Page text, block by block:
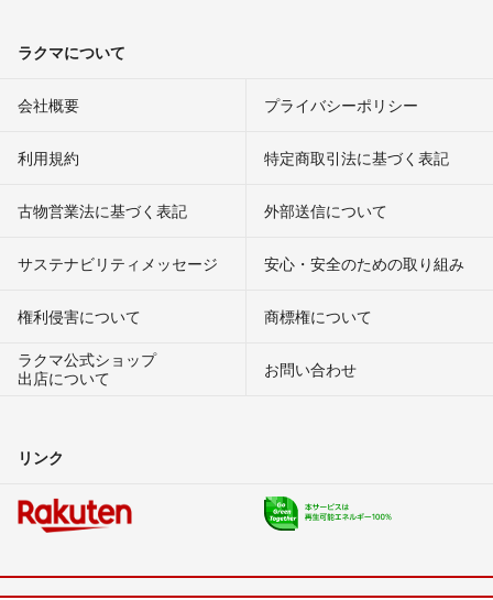
ラクマについて
会社概要 プライバシーポリシー
利用規約 特定商取引法に基づく表記
古物営業法に基づく表記 外部送信について
サステナビリティメッセージ 安心・安全のための取り組み
権利侵害について
商標権について
ラクマ公式ショップ
出店について
お問い合わせ
リンク